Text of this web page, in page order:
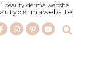
beauty derma website